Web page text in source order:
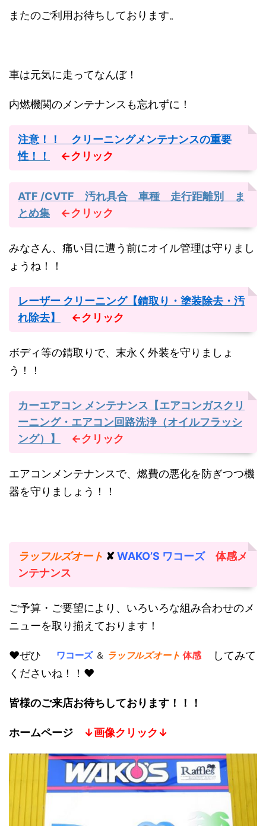
またのご利用お待ちしております。
車は元気に走ってなんぼ！
内燃機関のメンテナンスも忘れずに！
注意！！ クリーニングメンテナンスの重要
性！！
←クリック
ATF /CVTF 汚れ具合 車種 走行距離別 ま
とめ集
←クリック
みなさん、痛い目に遭う前にオイル管理は守りまし
ょうね！！
レーザー クリーニング【錆取り・塗装除去・汚
れ除去】
←クリック
ボディ等の錆取りで、末永く外装を守りましょ
う！！
カーエアコン メンテナンス【エアコンガスクリ
ーニング・エアコン回路洗浄（オイルフラッシ
ング）】
←クリック
エアコンメンテナンスで、燃費の悪化を防ぎつつ機
器を守りましょう！！
ラッフルズオート ✘WAKO’S ワコーズ 体感メ
ンテナンス
ご予算・ご要望により、いろいろな組み合わせのメ
ニューを取り揃えております！
♥ぜひワコーズ＆ラッフルズオート 体感してみて
くださいね！！♥
皆様のご来店お待ちしております！！！
ホームページ ↓画像クリック↓